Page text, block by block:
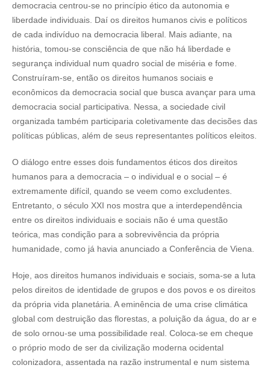
democracia centrou-se no princípio ético da autonomia e
liberdade individuais. Daí os direitos humanos civis e políticos
de cada indivíduo na democracia liberal. Mais adiante, na
história, tomou-se consciência de que não há liberdade e
segurança individual num quadro social de miséria e fome.
Construíram-se, então os direitos humanos sociais e
econômicos da democracia social que busca avançar para uma
democracia social participativa. Nessa, a sociedade civil
organizada também participaria coletivamente das decisões das
políticas públicas, além de seus representantes políticos eleitos.
O diálogo entre esses dois fundamentos éticos dos direitos
humanos para a democracia – o individual e o social – é
extremamente difícil, quando se veem como excludentes.
Entretanto, o século XXI nos mostra que a interdependência
entre os direitos individuais e sociais não é uma questão
teórica, mas condição para a sobrevivência da própria
humanidade, como já havia anunciado a Conferência de Viena.
Hoje, aos direitos humanos individuais e sociais, soma-se a luta
pelos direitos de identidade de grupos e dos povos e os direitos
da própria vida planetária. A eminência de uma crise climática
global com destruição das florestas, a poluição da água, do ar e
de solo ornou-se uma possibilidade real. Coloca-se em cheque
o próprio modo de ser da civilização moderna ocidental
colonizadora, assentada na razão instrumental e num sistema